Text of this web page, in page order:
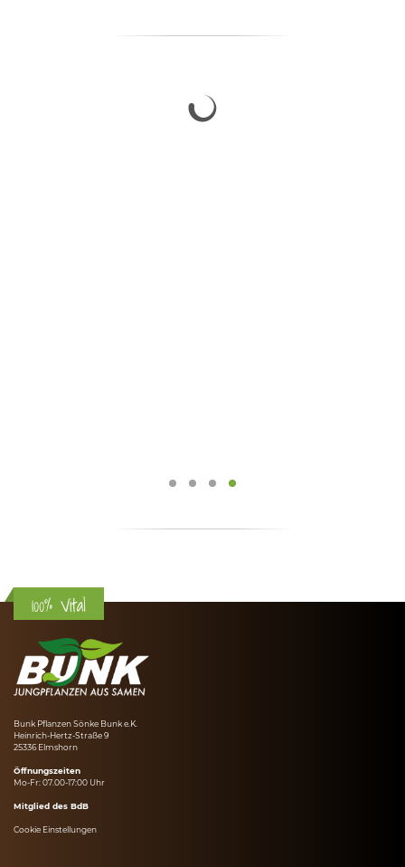
100% Vital
Bunk Pflanzen Sönke Bunk e.K.
Heinrich-Hertz-Straße 9
25336 Elmshorn
Öffnungszeiten
Mo-Fr: 07.00-17:00 Uhr
Mitglied des BdB
Cookie Einstellungen